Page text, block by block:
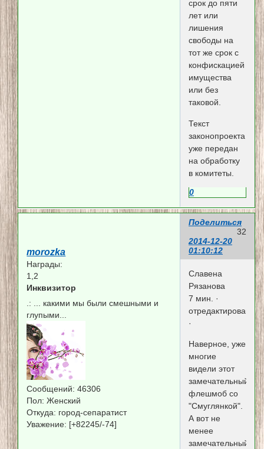
срок до пяти
лет или
лишения
свободы на
тот же срок с
конфискацией
имущества
или без
таковой.
Текст
законопроекта
уже передан
на обработку
в комитеты.
0
Поделиться
32
2014-12-20
01:10:12
morozka
Награды:
1,2
Инквизитор
.: ... какими мы были смешными и
глупыми...
Сообщений: 46306
Пол: Женский
Откуда: город-сепаратист
Уважение: [+82245/-74]
Славена
Рязанова
7 мин. ·
отредактировано
·
Наверное, уже
многие
видели этот
замечательный
флешмоб со
"Смуглянкой".
А вот не
менее
замечательный